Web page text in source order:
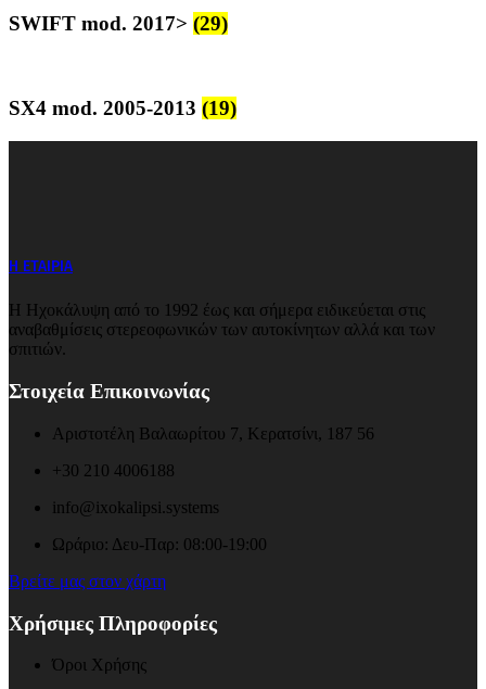
SWIFT mod. 2017> (29)
SX4 mod. 2005-2013 (19)
Η ΕΤΑΙΡΙΑ
Η Ηχοκάλυψη από το 1992 έως και σήμερα ειδικεύεται στις
αναβαθμίσεις στερεοφωνικών των αυτοκίνητων αλλά και των
σπιτιών.
Στοιχεία Επικοινωνίας
Αριστοτέλη Βαλαωρίτου 7, Κερατσίνι, 187 56
+30 210 4006188
info@ixokalipsi.systems
Ωράριο: Δευ-Παρ: 08:00-19:00
Βρείτε μας στον χάρτη
Χρήσιμες Πληροφορίες
Όροι Χρήσης